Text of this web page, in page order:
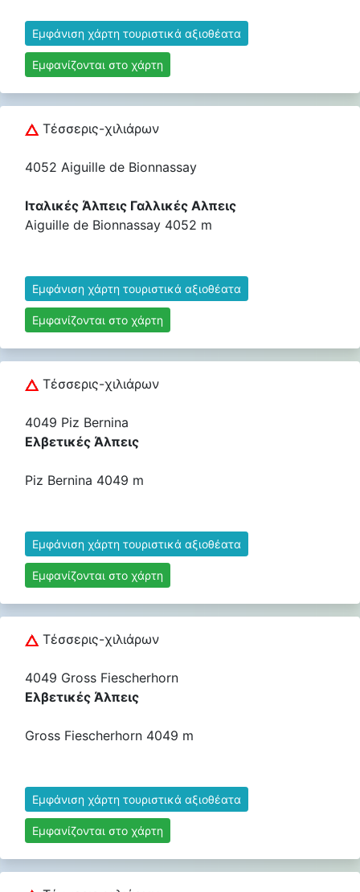
Εμφάνιση χάρτη τουριστικά αξιοθέατα
Εμφανίζονται στο χάρτη
Τέσσερις-χιλιάρων
4052 Aiguille de Bionnassay
Ιταλικές Άλπεις Γαλλικές Αλπεις
Aiguille de Bionnassay 4052 m
Εμφάνιση χάρτη τουριστικά αξιοθέατα
Εμφανίζονται στο χάρτη
Τέσσερις-χιλιάρων
4049 Piz Bernina
Ελβετικές Άλπεις
Piz Bernina 4049 m
Εμφάνιση χάρτη τουριστικά αξιοθέατα
Εμφανίζονται στο χάρτη
Τέσσερις-χιλιάρων
4049 Gross Fiescherhorn
Ελβετικές Άλπεις
Gross Fiescherhorn 4049 m
Εμφάνιση χάρτη τουριστικά αξιοθέατα
Εμφανίζονται στο χάρτη